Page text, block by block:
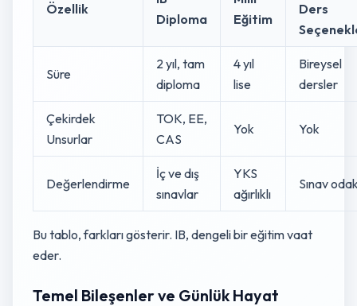
Özellik
Diploma
Eğitim
Ders
Süre
2 yıl, tam
diploma
4 yıl
lise
Bireysel
dersler
Çekirdek
Unsurlar
TOK, EE,
CAS
Yok Yok
Değerlendirme
İç ve dış
sınavlar
YKS
ağırlıklı
Sınav
Bu tablo, farkları gösterir. IB, dengeli bir eğitim vaat
eder.
Temel Bileşenler ve Günlük Hayat